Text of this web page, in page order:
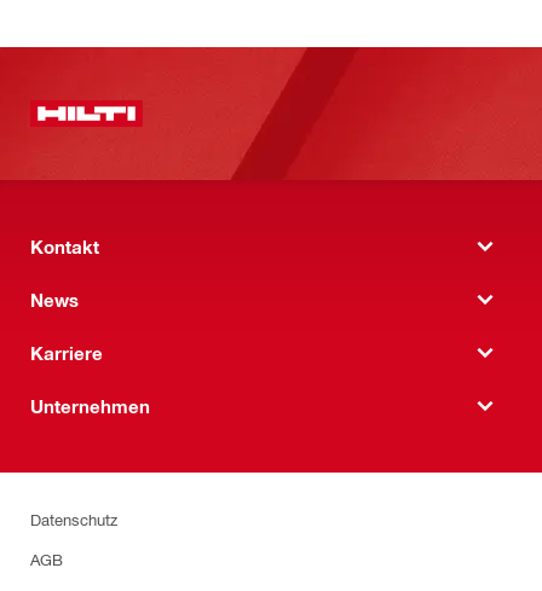
Kontakt
News
Karriere
Unternehmen
Datenschutz
AGB